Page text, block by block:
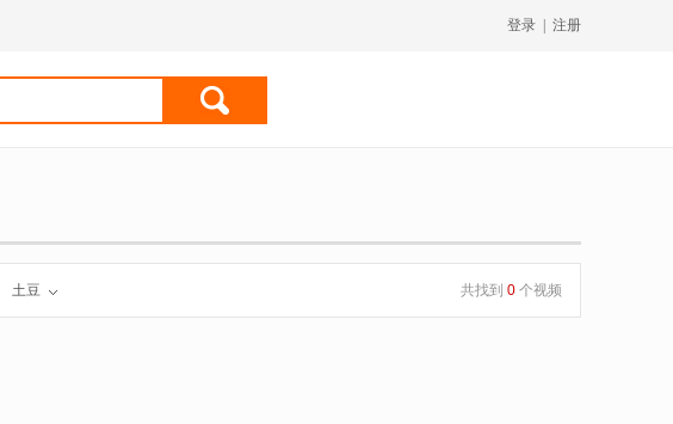
登录 注册
土豆 共找到 0 个视频